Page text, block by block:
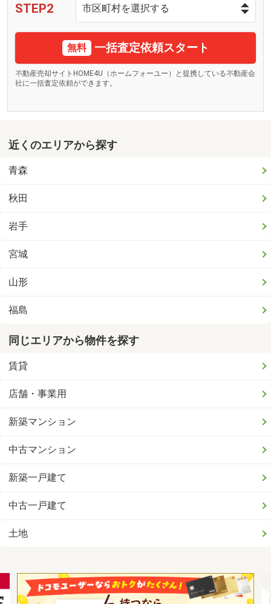
STEP2
無料 一括査定依頼スタート
不動産売却サイトHOME4U（ホームフォーユー）と提携している不動産会
社に一括査定依頼ができます。
近くのエリアから探す
青森
秋田
岩手
宮城
山形
福島
同じエリアから物件を探す
賃貸
店舗・事業用
新築マンション
中古マンション
新築一戸建て
中古一戸建て
土地